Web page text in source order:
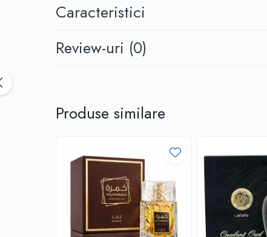
Caracteristici
Review-uri (0)
Produse similare